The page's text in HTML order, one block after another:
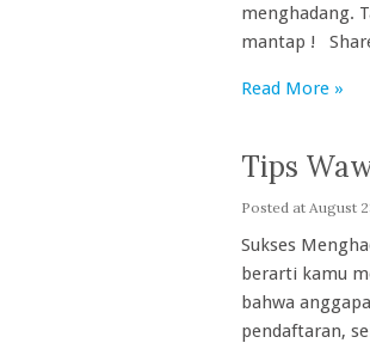
menghadang.
mantap !
Read More »
Tips
Posted at August
Sukses
berarti kamu
bahwa
pendaftaran,